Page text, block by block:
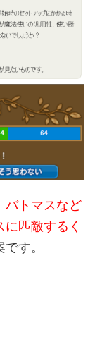
バトマスなど
匹敵するく
す。